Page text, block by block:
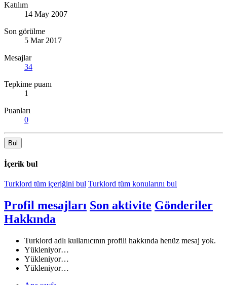
Katılım
14 May 2007
Son görülme
5 Mar 2017
Mesajlar
34
Tepkime puanı
1
Puanları
0
Bul
İçerik bul
Turklord tüm içeriğini bul Turklord tüm konularını bul
Profil mesajları Son aktivite Gönderiler
Hakkında
Turklord adlı kullanıcının profili hakkında henüz mesaj yok.
Yükleniyor…
Yükleniyor…
Yükleniyor…